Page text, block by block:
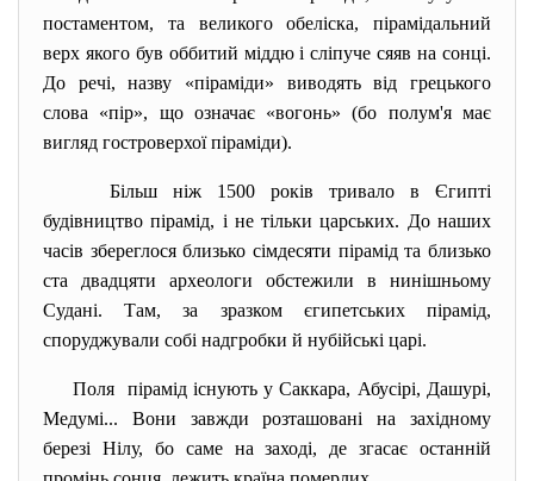
постаментом, та великого обеліска, пірамідальний
верх якого був оббитий міддю і сліпуче сяяв на сонці.
До речі, назву «піраміди» виводять від грецького
слова «пір», що означає «вогонь» (бо полум'я має
вигляд гостроверхої піраміди).
Більш ніж 1500 років тривало в Єгипті
будівництво пірамід, і не тільки царських. До наших
часів збереглося близько сімдесяти пірамід та близько
ста двадцяти археологи обстежили в нинішньому
Судані. Там, за зразком єгипетських пірамід,
споруджували собі надгробки й нубійські царі.
Поля пірамід існують у Саккара, Абусірі, Дашурі,
Медумі... Вони завжди розташовані на західному
березі Нілу, бо саме на заході, де згасає останній